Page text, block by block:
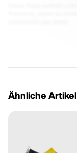
Ähnliche Artikel